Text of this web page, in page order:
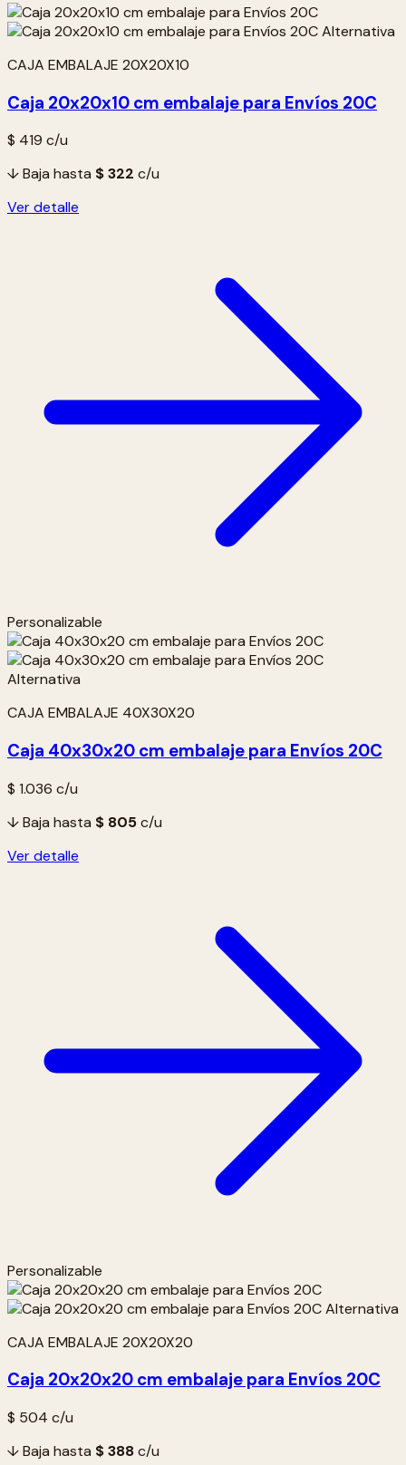
CAJA EMBALAJE 20X20X10
Caja 20x20x10 cm embalaje para Envíos 20C
$ 419 c/u
↓ Baja hasta $ 322 c/u
Ver detalle
Personalizable
CAJA EMBALAJE 40X30X20
Caja 40x30x20 cm embalaje para Envíos 20C
$ 1.036 c/u
↓ Baja hasta $ 805c/u
Ver detalle
Personalizable
CAJA EMBALAJE 20X20X20
Caja 20x20x20 cm embalaje para Envíos 20C
$ 504 c/u
↓ Baja hasta $ 388c/u